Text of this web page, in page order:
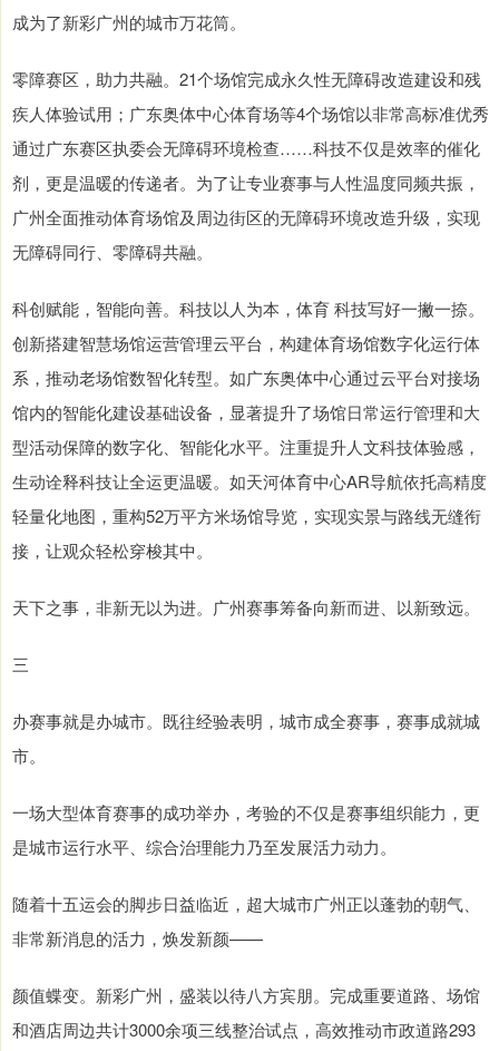
成为了新彩广州的城市万花筒。
零障赛区，助力共融。21个场馆完成永久性无障碍改造建设和残
疾人体验试用；广东奥体中心体育场等4个场馆以非常高标准优秀
通过广东赛区执委会无障碍环境检查……科技不仅是效率的催化
剂，更是温暖的传递者。为了让专业赛事与人性温度同频共振，
广州全面推动体育场馆及周边街区的无障碍环境改造升级，实现
无障碍同行、零障碍共融。
科创赋能，智能向善。科技以人为本，体育 科技写好一撇一捺。
创新搭建智慧场馆运营管理云平台，构建体育场馆数字化运行体
系，推动老场馆数智化转型。如广东奥体中心通过云平台对接场
馆内的智能化建设基础设备，显著提升了场馆日常运行管理和大
型活动保障的数字化、智能化水平。注重提升人文科技体验感，
生动诠释科技让全运更温暖。如天河体育中心AR导航依托高精度
轻量化地图，重构52万平方米场馆导览，实现实景与路线无缝衔
接，让观众轻松穿梭其中。
天下之事，非新无以为进。广州赛事筹备向新而进、以新致远。
三
办赛事就是办城市。既往经验表明，城市成全赛事，赛事成就城
市。
一场大型体育赛事的成功举办，考验的不仅是赛事组织能力，更
是城市运行水平、综合治理能力乃至发展活力动力。
随着十五运会的脚步日益临近，超大城市广州正以蓬勃的朝气、
非常新消息的活力，焕发新颜——
颜值蝶变。新彩广州，盛装以待八方宾朋。完成重要道路、场馆
和酒店周边共计3000余项三线整治试点，高效推动市政道路293